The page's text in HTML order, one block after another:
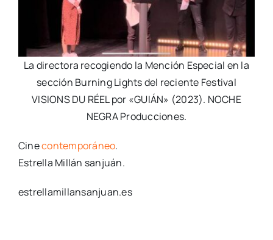
La directora recogiendo la Mención Especial en la
sección Burning Lights del reciente Festival
VISIONS DU RÉEL por «GUIÁN» (2023). NOCHE
NEGRA Producciones.
Cinecontemporáneo.
Estrella Millán sanjuán.
estrellamillansanjuan.es